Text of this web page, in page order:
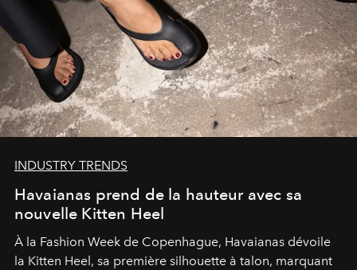
INDUSTRY TRENDS
Havaianas prend de la hauteur avec sa
nouvelle Kitten Heel
À la Fashion Week de Copenhague, Havaianas dévoile
la Kitten Heel, sa première silhouette à talon, marquant